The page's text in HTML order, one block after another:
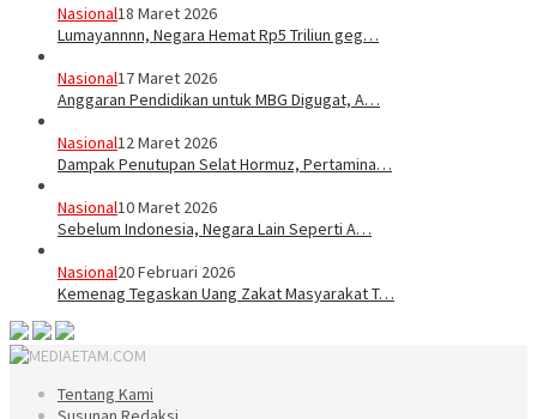
Nasional18 Maret 2026
Lumayannnn, Negara Hemat Rp5 Triliun geg…
Nasional17 Maret 2026
Anggaran Pendidikan untuk MBG Digugat, A…
Nasional12 Maret 2026
Dampak Penutupan Selat Hormuz, Pertamina…
Nasional10 Maret 2026
Sebelum Indonesia, Negara Lain Seperti A…
Nasional20 Februari 2026
Kemenag Tegaskan Uang Zakat Masyarakat T…
Tentang Kami